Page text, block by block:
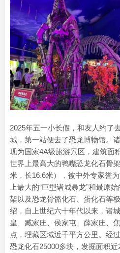
2025年五一小长假，和友人约了
城，第一站便去了恐龙博物馆。
现为国家4A级旅游景区，建筑面
世界上最高大的鸭嘴恐龙化石骨
米，长16.6米），被中外专家誉
上最大的“巨型诸城暴龙”和最原
架以及恐龙骨骼化石、蛋化石等
绍，自上世纪六十年代以来，诸
皇、臧家庄、侯家屯、薛家庄、
点，埋藏区域近千平方公里。经
恐龙化石25000多块，发掘面积